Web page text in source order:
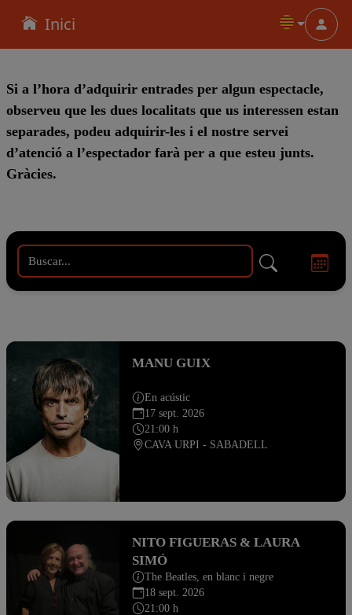
Inici
Si a l’hora d’adquirir entrades per algun espectacle,
observeu que les dues localitats que us interessen estan
separades, podeu adquirir-les i el nostre servei
d’atenció a l’espectador farà per a que esteu junts.
Gràcies.
ONLINE (TPV CODETICKETS)
MANU GUIX
En acústic
17 sept. 2026
21:00 h
CAVA URPI - SABADELL
NITO FIGUERAS & LAURA
SIMÓ
The Beatles, en blanc i negre
18 sept. 2026
21:00 h